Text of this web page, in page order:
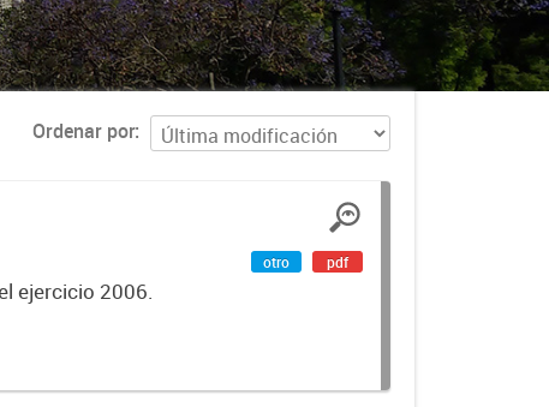
Ordenar por
ejercicio 2006.
otro pdf